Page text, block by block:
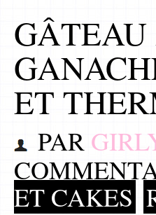
ET
PAR
ET CAKES